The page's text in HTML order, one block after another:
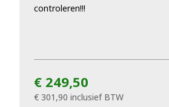
controleren!!!
€ 249,50
€ 301,90 inclusief BTW